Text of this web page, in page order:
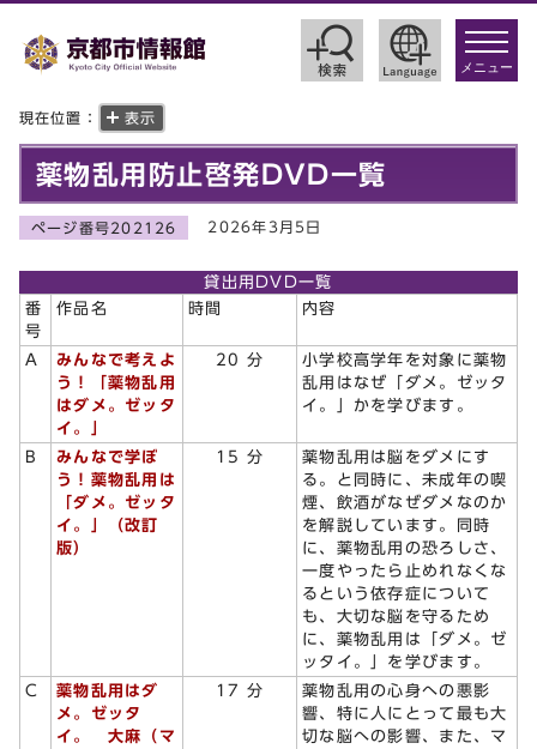
toggle
メニュー
現在位置： 表示
薬物乱用防止啓発DVD一覧
ページ番号202126 2026年3月5日
貸出用DVD一覧
番
号
作品名 時間 内容
A
みんなで考えよ
う！「薬物乱用
はダメ。ゼッタ
イ。」
20 分
小学校高学年を対象に薬物
乱用はなぜ「ダメ。ゼッタ
イ。」かを学びます。
B
みんなで学ぼ
う！薬物乱用は
「ダメ。ゼッタ
イ。」（改訂
版）
15 分
薬物乱用は脳をダメにす
る。と同時に、未成年の喫
煙、飲酒がなぜダメなのか
を解説しています。同時
に、薬物乱用の恐ろしさ、
一度やったら止めれなくな
るという依存症について
も、大切な脳を守るため
に、薬物乱用は「ダメ。ゼ
ッタイ。」を学びます。
C
薬物乱用はダ
メ。ゼッタ
イ。 大麻（マ
17 分
薬物乱用の心身への悪影
響、特に人にとって最も大
切な脳への影響、また、マ